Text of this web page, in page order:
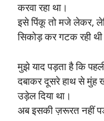
करवा रहा था।
इसे पिंकू तो मजे लेकर,
सिकोड़ कर गटक रही
मुझे याद पड़ता है कि
दबाकर दूसरे हाथ से मुंह
उड़ेल दिया था।
अब इसकी ज़रूरत नहीं